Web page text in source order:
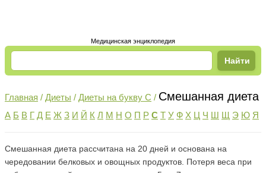
Медицинская энциклопедия
Главная / Диеты / Диеты на букву С / Смешанная диета
А Б В Г Д Е Ж З И Й К Л М Н О П Р С Т У Ф Х Ц Ч Ш Щ Э Ю Я
Смешанная диета рассчитана на 20 дней и основана на
чередовании белковых и овощных продуктов. Потеря веса при